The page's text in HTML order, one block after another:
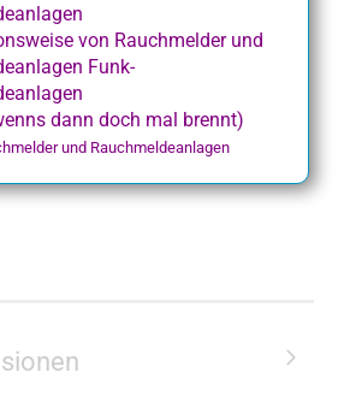
von Rauchmelder und
Funk-
dann doch mal brennt)
und Rauchmeldeanlagen